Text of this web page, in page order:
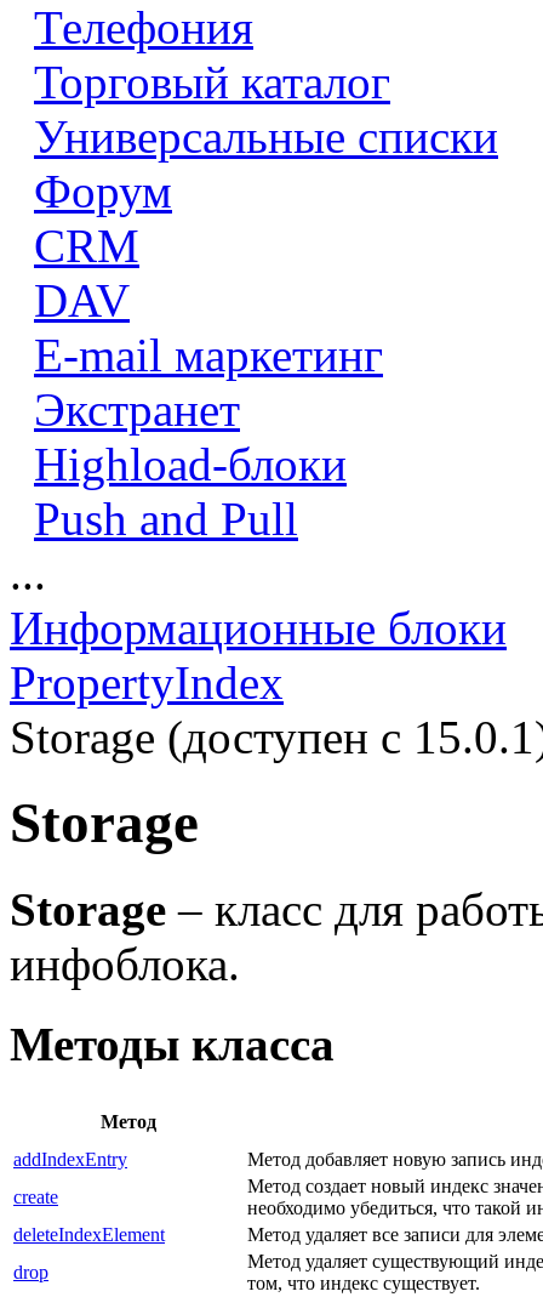
Телефония
Торговый каталог
Универсальные списки
Форум
CRM
DAV
E-mail маркетинг
Экстранет
Highload-блоки
Push and Pull
...
Информационные блоки
PropertyIndex
Storage (доступен с
Storage
Storage – класс для
инфоблока.
Методы класса
Метод
addIndexEntry
Метод добавляет новую запись
create
Метод создает новый индекс
необходимо убедиться, что такой
deleteIndexElement
Метод удаляет все записи для
drop
Метод удаляет существующий
том, что индекс существует.